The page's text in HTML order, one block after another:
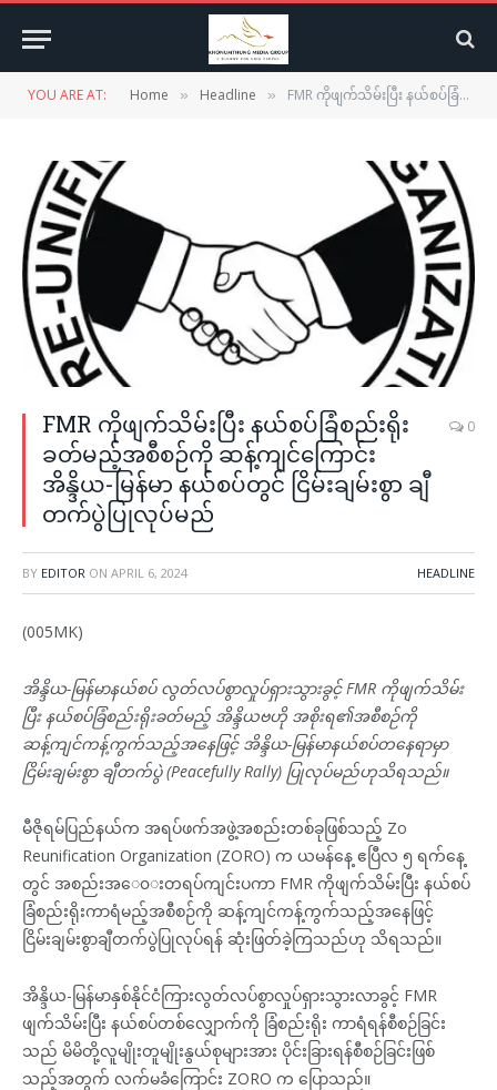
YOU ARE AT: Home » Headline » FMR ကိုဖျက်သိမ်းပြီး နယ်စပ်ခြံစည်းရိုးခတ်မည့်အစီစဉ်ကို ဆန့်ကျင်ကြောင်း အိန္ဒိယ-မြန်မာ နယ်စပ်တွင် ငြိမ်းချမ်းစွာ ချီတက်ပွဲပြုလုပ်မည်
FMR ကိုဖျက်သိမ်းပြီး နယ်စပ်ခြံစည်းရိုး
ခတ်မည့်အစီစဉ်ကို ဆန့်ကျင်ကြောင်း
အိန္ဒိယ-မြန်မာ နယ်စပ်တွင် ငြိမ်းချမ်းစွာ ချီ
တက်ပွဲပြုလုပ်မည်
0
BY EDITOR ON APRIL 6, 2024 HEADLINE
(005MK)
အိန္ဒိယ-မြန်မာနယ်စပ် လွတ်လပ်စွာလှုပ်ရှားသွားခွင့် FMR ကိုဖျက်သိမ်း
ပြီး နယ်စပ်ခြံစည်းရိုးခတ်မည့် အိန္ဒိယဗဟို အစိုးရ၏အစီစဉ်ကို
ဆန့်ကျင်ကန့်ကွက်သည့်အနေဖြင့် အိန္ဒိယ-မြန်မာနယ်စပ်တနေရာမှာ
ငြိမ်းချမ်းစွာ ချီတက်ပွဲ (Peacefully Rally) ပြုလုပ်မည်ဟုသိရသည်။
မီဇိုရမ်ပြည်နယ်က အရပ်ဖက်အဖွဲ့အစည်းတစ်ခုဖြစ်သည့် Zo
Reunification Organization (ZORO) က ယမန်နေ့ ဧပြီလ ၅ ရက်နေ့
တွင် အစည်းအ‌ေ၀◌းတရပ်ကျင်းပကာ FMR ကိုဖျက်သိမ်းပြီး နယ်စပ်
ခြံစည်းရိုးကာရံမည့်အစီစဉ်ကို ဆန့်ကျင်ကန့်ကွက်သည့်အနေဖြင့်
ငြိမ်းချမ်းစွာချီတက်ပွဲပြုလုပ်ရန် ဆုံးဖြတ်ခဲ့ကြသည်ဟု သိရသည်။
အိန္ဒိယ-မြန်မာနှစ်နိုင်ငံကြားလွတ်လပ်စွာလှုပ်ရှားသွားလာခွင့် FMR
ဖျက်သိမ်းပြီး နယ်စပ်တစ်လျှောက်ကို ခြံစည်းရိုး ကာရံရန်စီစဉ်ခြင်း
သည် မိမိတို့လူမျိုးတူမျိုးနွယ်စုများအား ပိုင်းခြားရန်စီစဉ်ခြင်းဖြစ်
သည့်အတွက် လက်မခံကြောင်း ZORO က ပြောသည်။